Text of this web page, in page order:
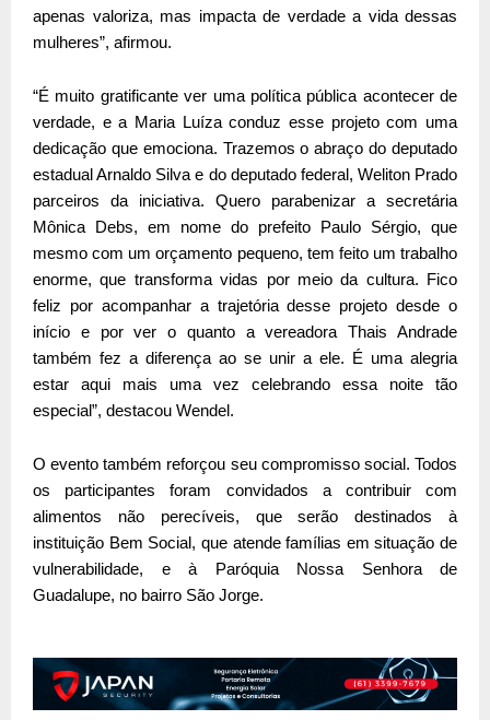
apenas valoriza, mas impacta de verdade a vida dessas
mulheres”, afirmou.
“É muito gratificante ver uma política pública acontecer de
verdade, e a Maria Luíza conduz esse projeto com uma
dedicação que emociona. Trazemos o abraço do deputado
estadual Arnaldo Silva e do deputado federal, Weliton Prado
parceiros da iniciativa. Quero parabenizar a secretária
Mônica Debs, em nome do prefeito Paulo Sérgio, que
mesmo com um orçamento pequeno, tem feito um trabalho
enorme, que transforma vidas por meio da cultura. Fico
feliz por acompanhar a trajetória desse projeto desde o
início e por ver o quanto a vereadora Thais Andrade
também fez a diferença ao se unir a ele. É uma alegria
estar aqui mais uma vez celebrando essa noite tão
especial”, destacou Wendel.
O evento também reforçou seu compromisso social. Todos
os participantes foram convidados a contribuir com
alimentos não perecíveis, que serão destinados à
instituição Bem Social, que atende famílias em situação de
vulnerabilidade, e à Paróquia Nossa Senhora de
Guadalupe, no bairro São Jorge.